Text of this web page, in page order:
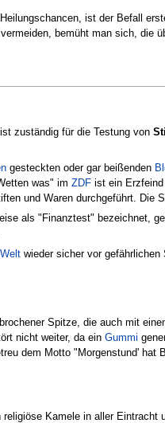
ist der Befall
bemüht man sich, die
zuständig für die Testung von
gesteckten oder gar beißenden
was" im ZDF ist ein
und Waren durchgeführt. Die
als "Finanztest" bezeichnet,
Welt wieder sicher vor
Spitze, die auch mit
nicht weiter, da ein Gummi
dem Motto "Morgenstund' hat
Kamele in aller